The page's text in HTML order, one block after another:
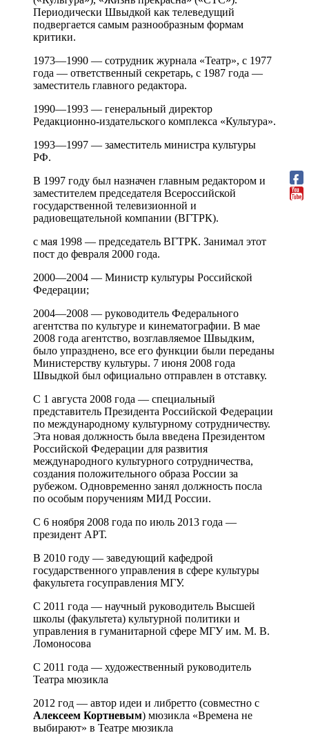
Периодически Швыдкой как телеведущий
подвергается самым разнообразным формам
критики.
1973—1990 — сотрудник журнала «Театр», с 1977
года — ответственный секретарь, с 1987 года —
заместитель главного редактора.
1990—1993 — генеральный директор
Редакционно-издательского комплекса «Культура».
1993—1997 — заместитель министра культуры
РФ.
В 1997 году был назначен главным редактором и
заместителем председателя Всероссийской
государственной телевизионной и
радиовещательной компании (ВГТРК).
с мая 1998 — председатель ВГТРК. Занимал этот
пост до февраля 2000 года.
2000—2004 — Министр культуры Российской
Федерации;
2004—2008 — руководитель Федерального
агентства по культуре и кинематографии. В мае
2008 года агентство, возглавляемое Швыдким,
было упразднено, все его функции были переданы
Министерству культуры. 7 июня 2008 года
Швыдкой был официально отправлен в отставку.
C 1 августа 2008 года — специальный
представитель Президента Российской Федерации
по международному культурному сотрудничеству.
Эта новая должность была введена Президентом
Российской Федерации для развития
международного культурного сотрудничества,
создания положительного образа России за
рубежом. Одновременно занял должность посла
по особым поручениям МИД России.
С 6 ноября 2008 года по июль 2013 года —
президент АРТ.
В 2010 году — заведующий кафедрой
государственного управления в сфере культуры
факультета госуправления МГУ.
C 2011 года — научный руководитель Высшей
школы (факультета) культурной политики и
управления в гуманитарной сфере МГУ им. М. В.
Ломоносова
С 2011 года — художественный руководитель
Театра мюзикла
2012 год — автор идеи и либретто (совместно с
Алексеем Кортневым) мюзикла «Времена не
выбирают» в Театре мюзикла